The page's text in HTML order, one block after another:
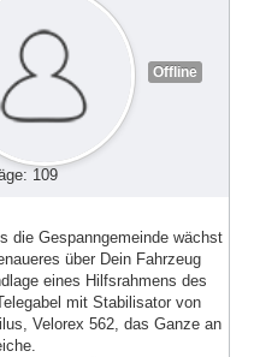
Offline
109
die Gespanngemeinde wächst
über Dein Fahrzeug
eines Hilfsrahmens des
mit Stabilisator von
Velorex 562, das Ganze an